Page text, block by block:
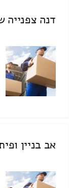
דנה צפנייה
אב בניין